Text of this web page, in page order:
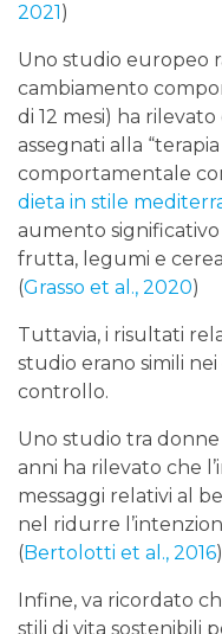
2021)
Uno studio europeo
cambiamento
di 12 mesi) ha
assegnati alla
comportamentale
dieta in stile
aumento
frutta, legumi e
(Grasso et al., 2020)
Tuttavia, i risultati
studio erano simili
controllo.
Uno studio tra
anni ha rilevato che
messaggi relativi al
nel ridurre
(Bertolotti et al., 2016)
Infine, va ricordato
stili di vita sostenibili